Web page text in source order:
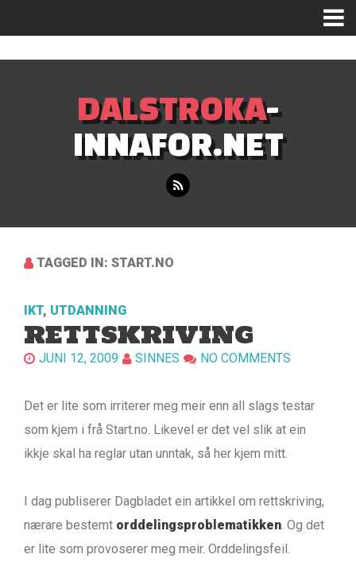
DALSTROKA-
INNAFOR.NET
TAGGED IN: START.NO
IKT, UTDANNING
RETTSKRIVING
JUNI 12, 2009 SINNES NO COMMENTS
Det er lite som irriterer meg meir enn all slags testar
som kjem i frå Start.no. Likevel er det vel slik at ein
ikkje skal ha reglar utan unntak, så her kjem mitt.
I dag publiserer Dagbladet ein artikkel om rettskriving,
nærare bestemt orddelingsproblematikken. Og det
er lite som provoserer meg meir. Orddelingsfeil.